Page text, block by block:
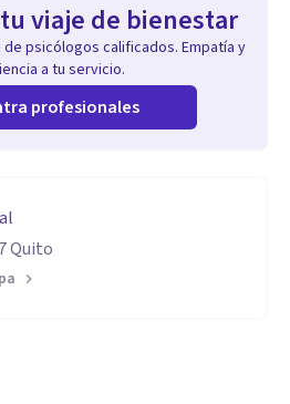
viaje de bienestar
psicólogos calificados. Empatía y
a tu servicio.
profesionales
Quito